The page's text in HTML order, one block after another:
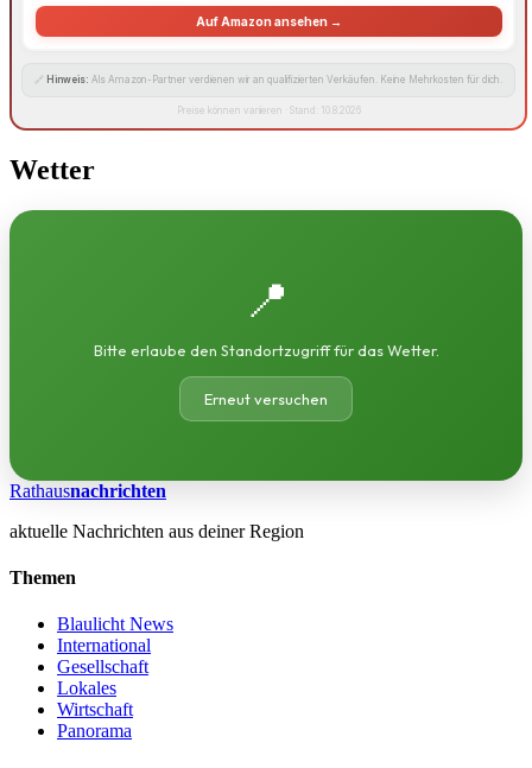
Auf Amazon ansehen →
🔗 Hinweis: Als Amazon-Partner verdienen wir an qualifizierten Verkäufen. Keine Mehrkosten für dich.
Preise können variieren · Stand: 10.8.2026
Wetter
📍
Bitte erlaube den Standortzugriff für das Wetter.
Erneut versuchen
Rathausnachrichten
aktuelle Nachrichten aus deiner Region
Themen
Blaulicht News
International
Gesellschaft
Lokales
Wirtschaft
Panorama